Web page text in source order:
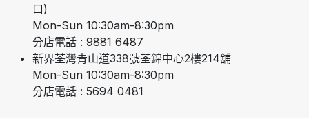
口)
Mon-Sun 10:30am-8:30pm
分店電話 : 9881 6487
新界荃灣青山道338號荃錦中心2樓214舖
Mon-Sun 10:30am-8:30pm
分店電話 : 5694 0481